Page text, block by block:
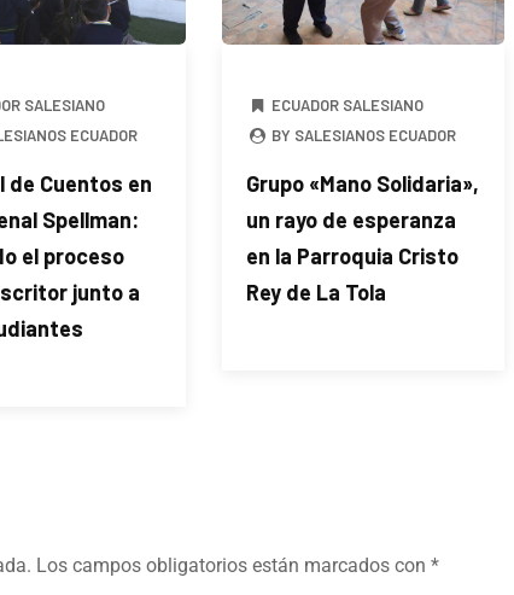
SALESIANO
ECUADOR
de Cuentos en
Spellman:
el proceso
junto a
ECUADOR SALESIANO
BY SALESIANOS ECUADOR
Grupo «Mano Solidaria»,
un rayo de esperanza
en la Parroquia Cristo
Rey de La Tola
Los campos obligatorios están marcados con *